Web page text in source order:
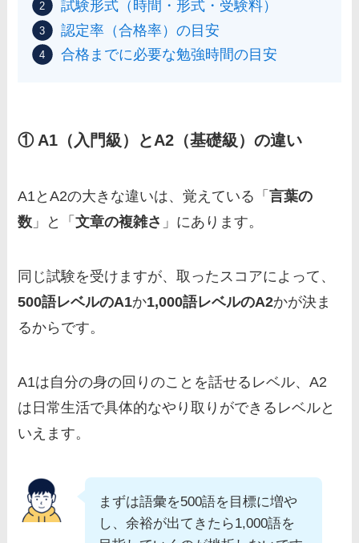
試験形式（時間・形式・受験料）
認定率（合格率）の目安
合格までに必要な勉強時間の目安
① A1（入門級）とA2（基礎級）の違い
A1とA2の大きな違いは、覚えている「言葉の
数 」と「文章の複雑さ 」にあります。
同じ試験を受けますが、取ったスコアによって、
500語レベルのA1か1,000語レベルのA2かが決ま
るからです。
A1は自分の身の回りのことを話せるレベル、A2
は日常生活で具体的なやり取りができるレベルと
いえます。
まずは語彙を500語を目標に増や
し、余裕が出てきたら1,000語を